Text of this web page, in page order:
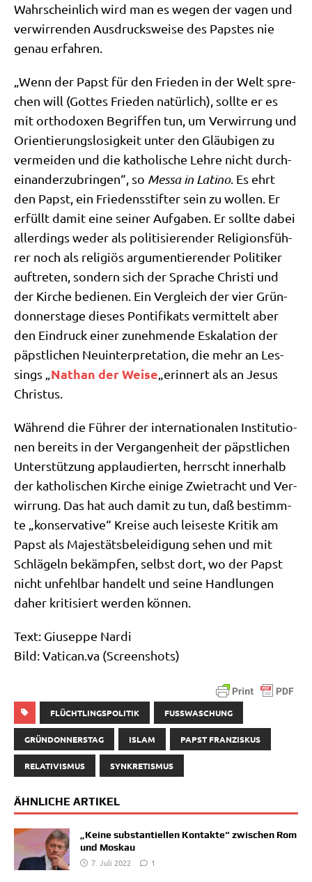
Wahr­schein­lich wird man es wegen der vagen und
ver­wir­ren­den Aus­drucks­wei­se des Pap­stes nie
genau erfahren.
„Wenn der Papst für den Frie­den in der Welt spre­
chen will (Got­tes Frie­den natür­lich), soll­te er es
mit ortho­do­xen Begrif­fen tun, um Ver­wir­rung und
Ori­en­tie­rungs­lo­sig­keit unter den Gläu­bi­gen zu
ver­mei­den und die katho­li­sche Leh­re nicht durch­
ein­an­der­zu­brin­gen“, so Mes­sa in Lati­no. Es ehrt
den Papst, ein Frie­dens­stif­ter sein zu wol­len. Er
erfüllt damit eine sei­ner Auf­ga­ben. Er soll­te dabei
aller­dings weder als poli­ti­sie­ren­der Reli­gi­ons­füh­
rer noch als reli­gi­ös argu­men­tie­ren­der Poli­ti­ker
auf­tre­ten, son­dern sich der Spra­che Chri­sti und
der Kir­che bedie­nen. Ein Ver­gleich der vier Grün­
don­ners­ta­ge die­ses Pon­ti­fi­kats ver­mit­telt aber
den Ein­druck einer zuneh­men­de Eska­la­ti­on der
päpst­li­chen Neu­in­ter­pre­ta­ti­on, die mehr an Les­
sings „ Nathan der Wei­se „erin­nert als an Jesus
Christus.
Wäh­rend die Füh­rer der inter­na­tio­na­len Insti­tu­tio­
nen bereits in der Ver­gan­gen­heit der päpst­li­chen
Unter­stüt­zung applau­dier­ten, herrscht inner­halb
der katho­li­schen Kir­che eini­ge Zwie­tracht und Ver­
wir­rung. Das hat auch damit zu tun, daß bestimm­
te „kon­ser­va­ti­ve“ Krei­se auch lei­se­ste Kri­tik am
Papst als Maje­stäts­be­lei­di­gung sehen und mit
Schlä­geln bekämp­fen, selbst dort, wo der Papst
nicht unfehl­bar han­delt und sei­ne Hand­lun­gen
daher kri­ti­siert wer­den können.
Text: Giu­sep­pe Nardi
Bild: Vati​can​.va (Screen­shots)
FLÜCHTLINGSPOLITIK FUSSWASCHUNG
GRÜNDONNERSTAG ISLAM PAPST FRANZISKUS
RELATIVISMUS SYNKRETISMUS
ÄHNLICHE ARTIKEL
„Keine substantiellen Kontakte“ zwischen Rom
und Moskau
7. Juli 2022
1